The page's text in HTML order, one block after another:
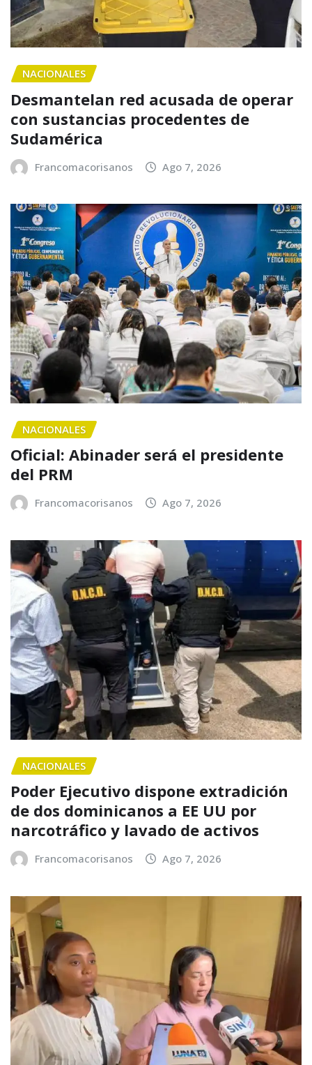
NACIONALES
Desmantelan red acusada de operar
con sustancias procedentes de
Sudamérica
Francomacorisanos Ago 7, 2026
NACIONALES
Oficial: Abinader será el presidente
del PRM
Francomacorisanos Ago 7, 2026
NACIONALES
Poder Ejecutivo dispone extradición
de dos dominicanos a EE UU por
narcotráfico y lavado de activos
Francomacorisanos Ago 7, 2026